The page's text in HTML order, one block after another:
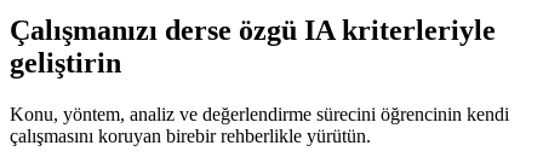
Çalışmanızı derse özgü IA kriterleriyle
geliştirin
Konu, yöntem, analiz ve değerlendirme sürecini öğrencinin kendi
çalışmasını koruyan birebir rehberlikle yürütün.